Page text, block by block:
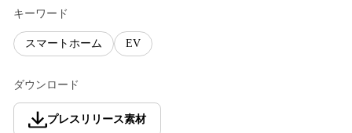
キーワード
スマートホーム EV
ダウンロード
プレスリリース素材